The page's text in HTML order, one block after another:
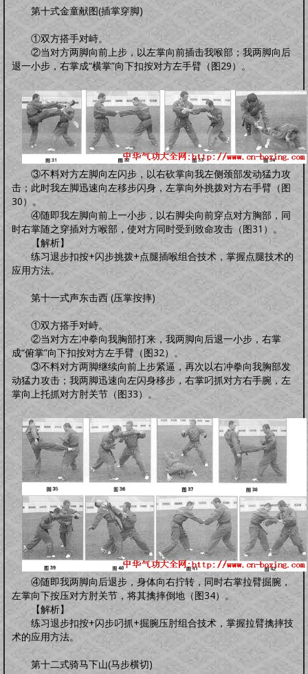
第十式金童献图(插掌穿脚)
①双方搭手对峙。
②当对方两脚向前上步，以左掌向前插击我喉部；我两脚向后
退一小步，右掌成“横掌”向下扣按对方左手臂（图29）。
③不料对方左脚向左闪步，以右砍掌向我左侧颈部发动猛力攻
击；此时我左脚迅速向左移步闪身，左掌向外挑拨对方右手臂（图
30）。
④随即我左脚向前上一小步，以右脚尖向前穿点对方胸部，同
时右掌随之穿插对方喉部，使对方同时受到致命攻击（图31）。
【解析】
练习退步扣按+闪步挑拨+点腿插喉组合技术，掌握点腿技术的
应用方法。
第十一式声东击西 (压掌按摔)
①双方搭手对峙。
②当对方左冲拳向我胸部打来，我两脚向后退一小步，右掌
成“俯掌”向下扣按对方左手臂（图32）。
③不料对方两脚继续向前上步紧逼，再次以右冲拳向我胸部发
动猛力攻击；我两脚迅速向左闪身移步，右掌叼抓对方右手腕，左
掌向上托抓对方肘关节（图33）。
④随即我两脚向后退步，身体向右拧转，同时右掌拉臂掘腕，
左掌向下按压对方肘关节，将其擒摔倒地（图34）。
【解析】
练习退步扣按+闪步叼抓+掘腕压肘组合技术，掌握拉臂擒摔技
术的应用方法。
第十二式骑马下山(马步横切)